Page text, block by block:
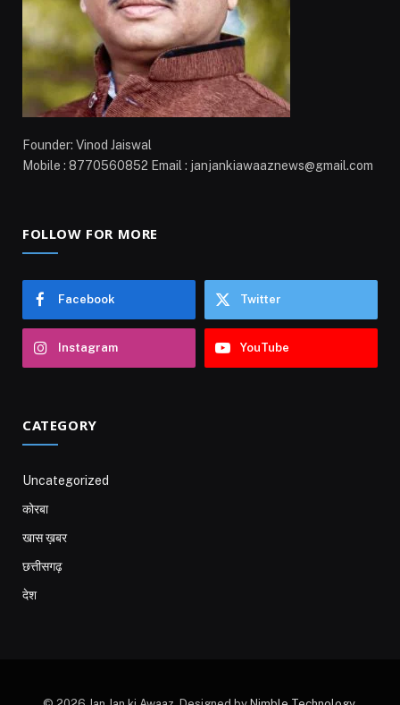
Founder: Vinod Jaiswal
Mobile : 8770560852 Email : janjankiawaaznews@gmail.com
FOLLOW FOR MORE
Facebook Twitter
Instagram YouTube
CATEGORY
Uncategorized
कोरबा
खास ख़बर
छत्तीसगढ़
देश